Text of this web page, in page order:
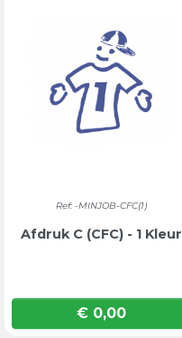
Ref: -MINJOB-CFC(1)
Afdruk C (CFC) - 1 Kleur
Prijs
€ 0,00